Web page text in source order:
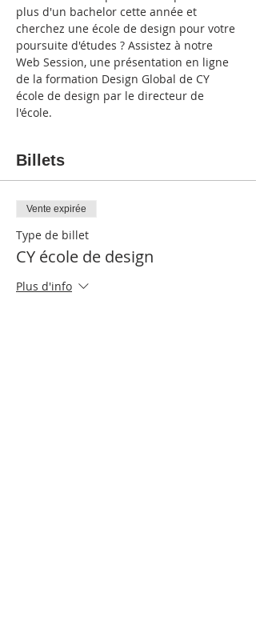
plus d'un bachelor cette année et
cherchez une école de design pour votre
poursuite d'études ? Assistez à notre
Web Session, une présentation en ligne
de la formation Design Global de CY
école de design par le directeur de
l'école.
Billets
Vente expirée
Type de billet
CY école de design
Plus d'info